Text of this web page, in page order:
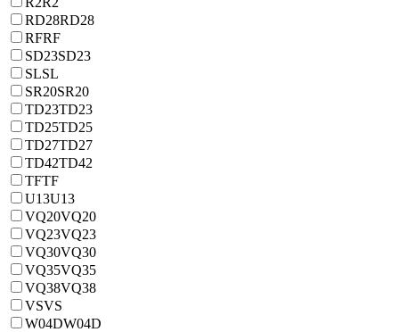
RD28RD28
RFRF
SD23SD23
SLSL
SR20SR20
TD23TD23
TD25TD25
TD27TD27
TD42TD42
TFTF
U13U13
VQ20VQ20
VQ23VQ23
VQ30VQ30
VQ35VQ35
VQ38VQ38
VSVS
W04DW04D